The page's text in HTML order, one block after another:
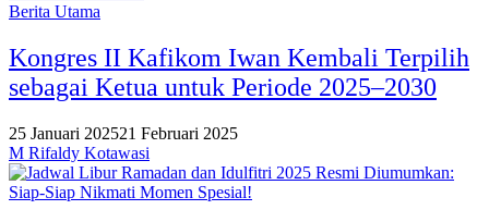
Berita Utama
Kongres II Kafikom Iwan Kembali Terpilih
sebagai Ketua untuk Periode 2025–2030
25 Januari 202521 Februari 2025
M Rifaldy Kotawasi